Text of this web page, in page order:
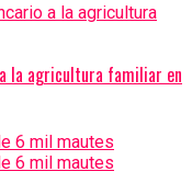
la agricultura familiar en